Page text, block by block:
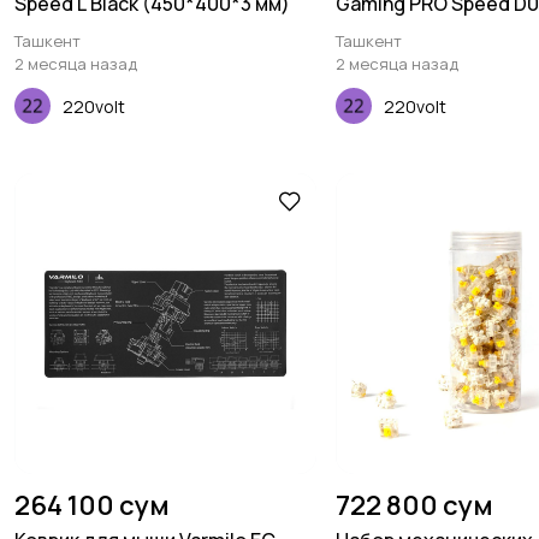
Ташкент
2 месяца назад
220volt
(800x450x3мм),
Ташкент
2 месяца назад
220volt
264 100 сум 722 800 сум